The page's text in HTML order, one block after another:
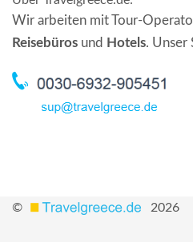
Wir arbeiten mit Tour-
Reisebüros und Hotels. Unser
© 2026